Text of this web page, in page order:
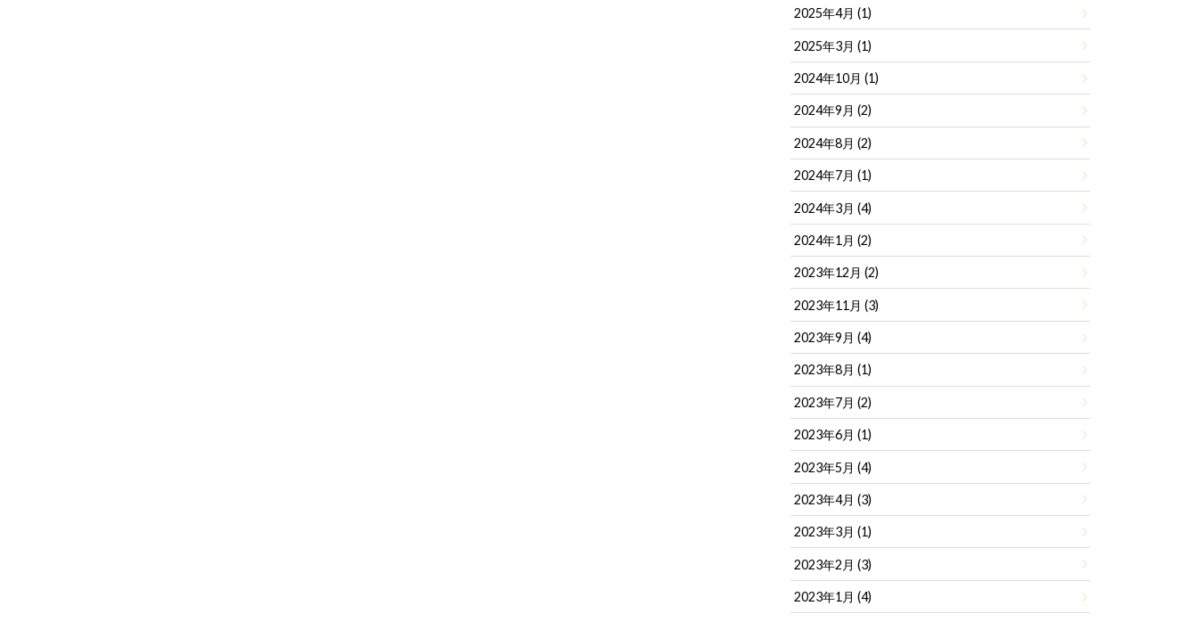
2025年4月 (1)
2025年3月 (1)
2024年10月 (1)
2024年9月 (2)
2024年8月 (2)
2024年7月 (1)
2024年3月 (4)
2024年1月 (2)
2023年12月 (2)
2023年11月 (3)
2023年9月 (4)
2023年8月 (1)
2023年7月 (2)
2023年6月 (1)
2023年5月 (4)
2023年4月 (3)
2023年3月 (1)
2023年2月 (3)
2023年1月 (4)